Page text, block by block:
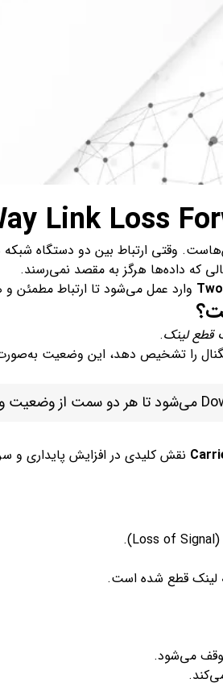
وقتی ارتباط بین دو دستگاه
که داده‌ها هرگز به مقصد نمی‌رسند.
وارد عمل می‌شود تا ارتباط مطمئن و
قطع لینک.
را تشخیص دهد، این وضعیت
نقش کلیدی در افزایش پایداری و
می‌شود.